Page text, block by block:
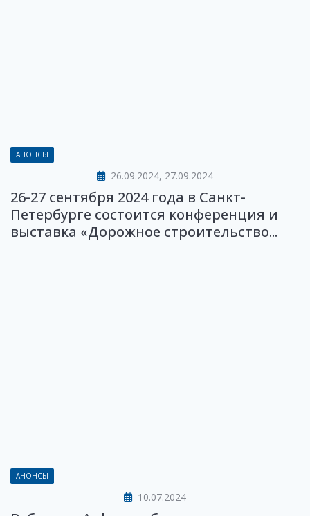
АНОНСЫ
26.09.2024, 27.09.2024
26-27 сентября 2024 года в Санкт-
Петербурге состоится конференция и
выставка «Дорожное строительство...
АНОНСЫ
10.07.2024